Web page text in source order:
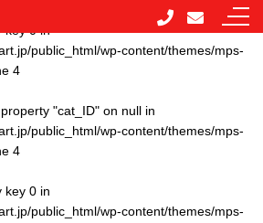
key 0 in
public_html/wp-content/themes/mps-
4
"cat_ID" on null in
public_html/wp-content/themes/mps-
4
key 0 in
public_html/wp-content/themes/mps-